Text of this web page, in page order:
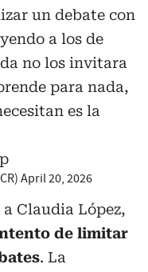
un debate con
a los de
no los invitara
para nada,
es la
April 20, 2026
Claudia López,
de limitar
. La